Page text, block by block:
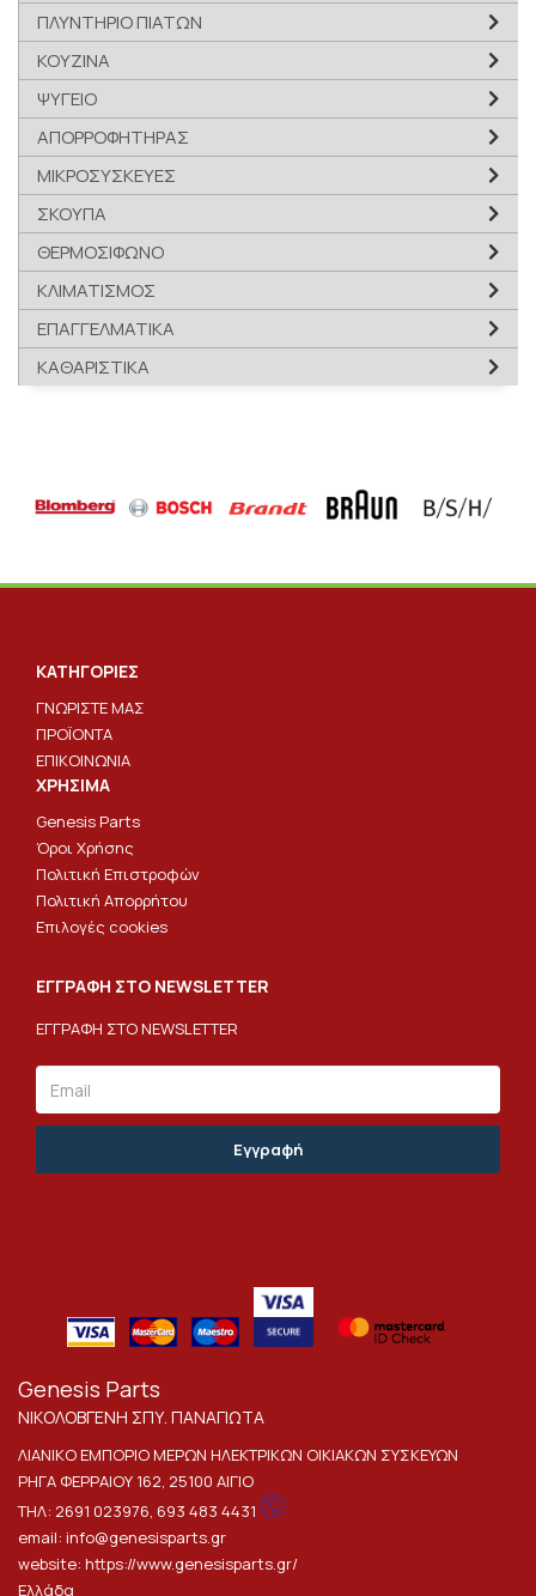
ΠΛΥΝΤΗΡΙΟ ΠΙΑΤΩΝ
ΚΟΥΖΙΝΑ
ΨΥΓΕΙΟ
ΑΠΟΡΡΟΦΗΤΗΡΑΣ
ΜΙΚΡΟΣΥΣΚΕΥΕΣ
ΣΚΟΥΠΑ
ΘΕΡΜΟΣΙΦΩΝΟ
ΚΛΙΜΑΤΙΣΜΟΣ
ΕΠΑΓΓΕΛΜΑΤΙΚΑ
ΚΑΘΑΡΙΣΤΙΚΑ
ΚΑΤΗΓΟΡΙΕΣ
ΓΝΩΡΙΣΤΕ ΜΑΣ
ΠΡΟΪΟΝΤΑ
ΕΠΙΚΟΙΝΩΝΙΑ
ΧΡΗΣΙΜΑ
Genesis Parts
Όροι Χρήσης
Πολιτική Επιστροφών
Πολιτική Απορρήτου
Επιλογές cookies
ΕΓΓΡΑΦΗ ΣΤΟ NEWSLETTER
ΕΓΓΡΑΦΗ ΣΤΟ NEWSLETTER
Genesis Parts
ΝΙΚΟΛΟΒΓΕΝΗ ΣΠΥ. ΠΑΝΑΓΙΩΤΑ
ΛΙΑΝΙΚΟ ΕΜΠΟΡΙΟ ΜΕΡΩΝ ΗΛΕΚΤΡΙΚΩΝ ΟΙΚΙΑΚΩΝ ΣΥΣΚΕΥΩΝ
ΡΗΓΑ ΦΕΡΡΑΙΟΥ 162, 25100 ΑΙΓΙΟ
ΤΗΛ: 2691 023976, 693 483 4431
email: info@genesisparts.gr
website: https://www.genesisparts.gr/
Ελλάδα